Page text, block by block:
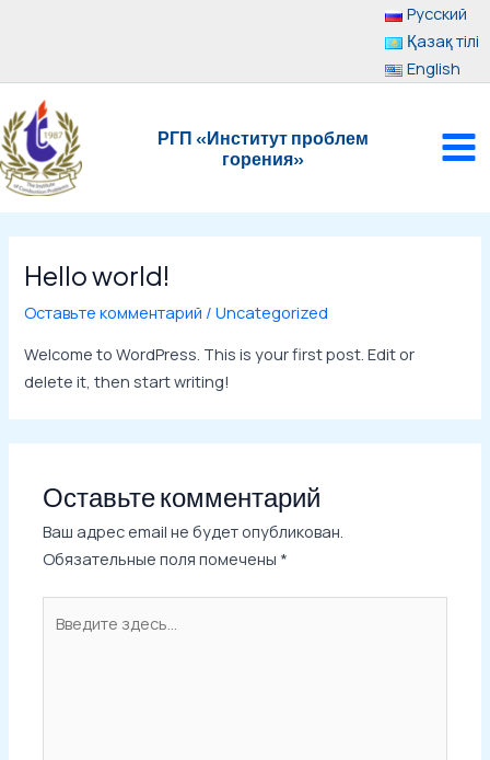
Русский
Қазақ тілі
English
РГП «Институт проблем
горения»
Hello world!
Оставьте комментарий /Uncategorized
Welcome to WordPress. This is your first post. Edit or
delete it, then start writing!
Оставьте комментарий
Ваш адрес email не будет опубликован.
Обязательные поля помечены *
здесь...